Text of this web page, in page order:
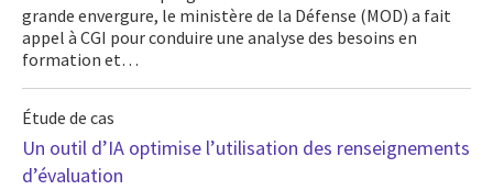
grande envergure, le ministère de la Défense (MOD) a fait
appel à CGI pour conduire une analyse des besoins en
formation et…
Étude de cas
Un outil d’IA optimise l’utilisation des renseignements
d’évaluation